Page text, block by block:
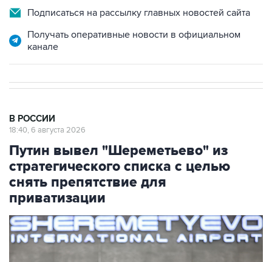
Подписаться на рассылку главных новостей сайта
Получать оперативные новости в официальном
канале
В РОССИИ
18:40, 6 августа 2026
Путин вывел "Шереметьево" из
стратегического списка с целью
снять препятствие для
приватизации